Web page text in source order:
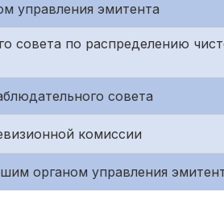
управления эмитента
совета по распределению
совета
комиссии
органом управления